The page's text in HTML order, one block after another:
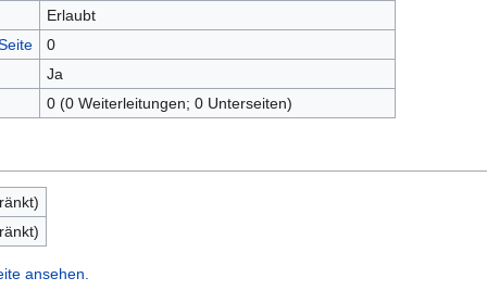
Erlaubt
0
Ja
0 (0 Weiterleitungen; 0 Unterseiten)
ansehen.